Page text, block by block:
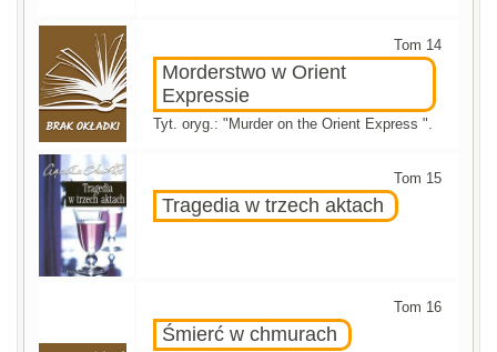
Tom 14
Morderstwo w Orient
Expressie
Tyt. oryg.: "Murder on the Orient Express ".
Tom 15
Tragedia w trzech aktach
Tom 16
Śmierć w chmurach